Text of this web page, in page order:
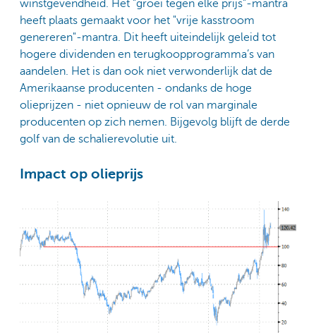
winstgevendheid. Het "groei tegen elke prijs"-mantra
heeft plaats gemaakt voor het "vrije kasstroom
genereren"-mantra. Dit heeft uiteindelijk geleid tot
hogere dividenden en terugkoopprogramma’s van
aandelen. Het is dan ook niet verwonderlijk dat de
Amerikaanse producenten - ondanks de hoge
olieprijzen - niet opnieuw de rol van marginale
producenten op zich nemen. Bijgevolg blijft de derde
golf van de schalierevolutie uit.
Impact op olieprijs